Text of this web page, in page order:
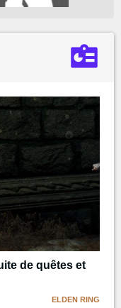
de quêtes et
ELDEN RING